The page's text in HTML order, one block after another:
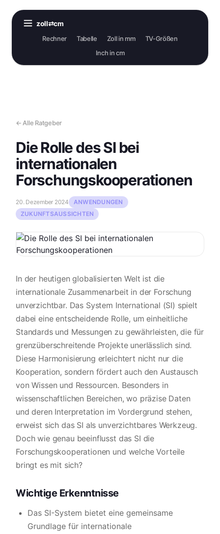
zoll⇄cm
Rechner Tabelle Zoll in mm
TV-Größen
Inch in cm
← Alle Ratgeber
Die Rolle des SI bei
internationalen
Forschungskooperationen
20. Dezember 2024
ANWENDUNGEN
ZUKUNFTSAUSSICHTEN
In der heutigen globalisierten Welt ist die
internationale Zusammenarbeit in der Forschung
unverzichtbar. Das System International (SI) spielt
dabei eine entscheidende Rolle, um einheitliche
Standards und Messungen zu gewährleisten, die für
grenzüberschreitende Projekte unerlässlich sind.
Diese Harmonisierung erleichtert nicht nur die
Kooperation, sondern fördert auch den Austausch
von Wissen und Ressourcen. Besonders in
wissenschaftlichen Bereichen, wo präzise Daten
und deren Interpretation im Vordergrund stehen,
erweist sich das SI als unverzichtbares Werkzeug.
Doch wie genau beeinflusst das SI die
Forschungskooperationen und welche Vorteile
bringt es mit sich?
Wichtige Erkenntnisse
Das SI-System bietet eine gemeinsame
Grundlage für internationale